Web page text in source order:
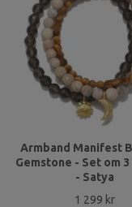
Armband Manifest
Gemstone - Set om
- Satya
1 299 kr